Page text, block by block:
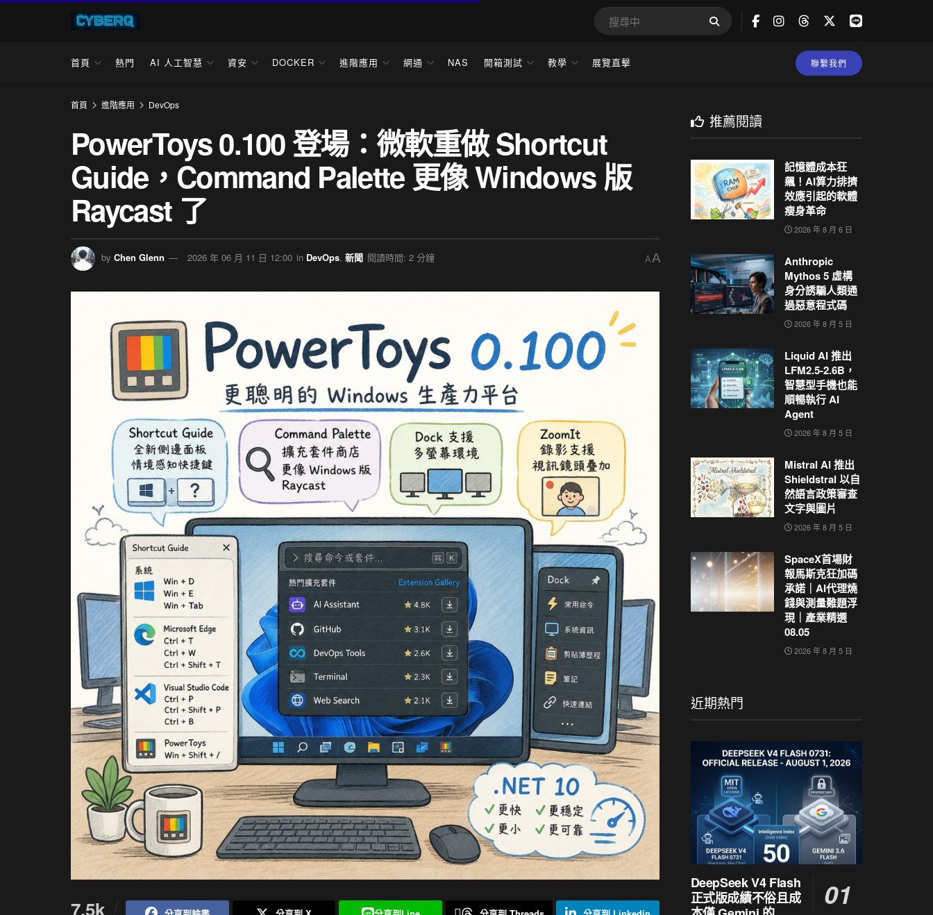
首頁 熱門 AI 人工智慧 資安 DOCKER 進階應用 網通 NAS 開箱測試 教學 展覽直擊 聯繫我們
首頁 進階應用 DevOps
PowerToys 0.100 登場：微軟重做 Shortcut
Guide，Command Palette 更像 Windows 版
Raycast 了
by Chen Glenn 2026 年 06 月 11 日 12:00 in DevOps, 新聞 閱讀時間: 2 分鐘 AA
7.5k
推薦閱讀
記憶體成本狂
飆！AI算力排擠
效應引起的軟體
瘦身革命
2026 年 8 月 6 日
Anthropic
Mythos 5 虛構
身分誘騙人類通
過惡意程式碼
2026 年 8 月 5 日
Liquid AI 推出
LFM2.5-2.6B，
智慧型手機也能
順暢執行 AI
Agent
2026 年 8 月 5 日
Mistral AI 推出
Shieldstral 以自
然語言政策審查
文字與圖片
2026 年 8 月 5 日
SpaceX首場財
報馬斯克狂加碼
承諾｜AI代理燒
錢與測量難題浮
現｜產業精選
08.05
2026 年 8 月 5 日
近期熱門
DeepSeek V4 Flash
正式版成績不俗且成